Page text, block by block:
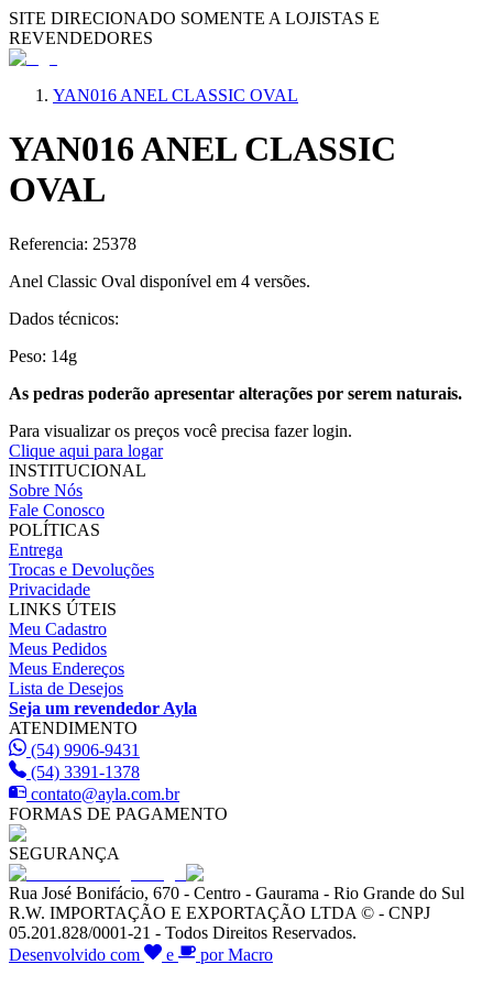
SITE DIRECIONADO SOMENTE A LOJISTAS E
REVENDEDORES
YAN016 ANEL CLASSIC OVAL
YAN016 ANEL CLASSIC
OVAL
Referencia: 25378
Anel Classic Oval disponí­vel em 4 versões.
Dados técnicos:
Peso: 14g
As pedras poderão apresentar alterações por serem naturais.
Para visualizar os preços você precisa fazer login.
Clique aqui para logar
INSTITUCIONAL
Sobre Nós
Fale Conosco
POLÍTICAS
Entrega
Trocas e Devoluções
Privacidade
LINKS ÚTEIS
Meu Cadastro
Meus Pedidos
Meus Endereços
Lista de Desejos
Seja um revendedor Ayla
ATENDIMENTO
(54) 9906-9431
(54) 3391-1378
contato@ayla.com.br
FORMAS DE PAGAMENTO
SEGURANÇA
Rua José Bonifácio, 670 - Centro - Gaurama - Rio Grande do Sul
R.W. IMPORTAÇÃO E EXPORTAÇÃO LTDA © - CNPJ
05.201.828/0001-21 - Todos Direitos Reservados.
Desenvolvido com
e por Macro